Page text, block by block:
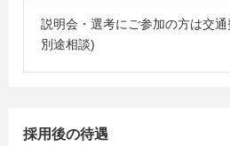
説明会・選考にご参加の方は交
別途相談)
採用後の待遇